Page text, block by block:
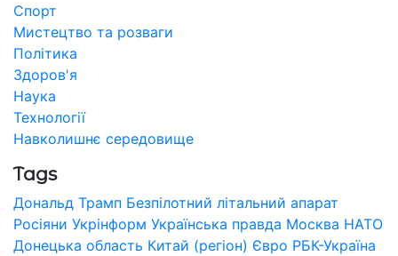
Спорт
Мистецтво та розваги
Політика
Здоров'я
Наука
Технології
Навколишнє середовище
Tags
Дональд Трамп Безпілотний літальний апарат
Росіяни Укрінформ Українська правда Москва НАТО
Донецька область Китай (регіон) Євро РБК-Україна